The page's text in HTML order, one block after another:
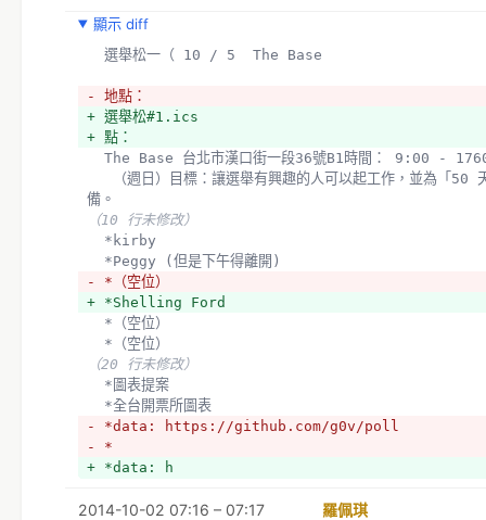
顯示 diff
  選舉松一（ 10 / 5  The Base
- 地點：
+ 選舉松#1.ics
+ 點：
The Base 台北市漢口街一段36號B1時間： 9:00 -
備。
（10 行未修改）
  *kirby
  *Peggy (但是下午得離開)
- *（空位）
+ *Shelling Ford
  *（空位）
  *（空位）
（20 行未修改）
  *圖表提案
  *全台開票所圖表
- *data: https://github.com/g0v/poll
- *
+ *data: h
+
2014-10-02 07:16 – 07:17 羅佩琪